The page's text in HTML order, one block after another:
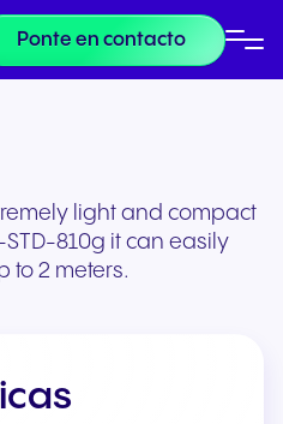
Ponte en contacto
light and compact
810g it can easily
to 2 meters.